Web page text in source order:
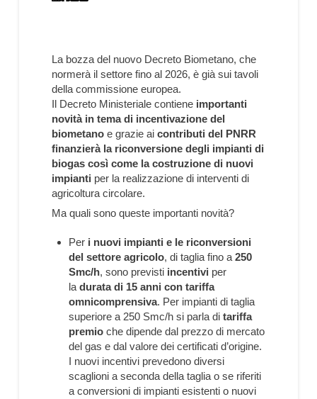
La bozza del nuovo Decreto Biometano, che
normerà il settore fino al 2026, è già sui tavoli
della commissione europea.
Il Decreto Ministeriale contiene importanti
novità in tema di incentivazione del
biometanoe grazie ai contributi del PNRR
finanzierà la riconversione degli impianti di
biogas così come la costruzione di nuovi
impianti per la realizzazione di interventi di
agricoltura circolare.
Ma quali sono queste importanti novità?
Per i nuovi impianti e le riconversioni
del settore agricolo, di taglia fino a250
Smc/h, sono previsti incentivi per
ladurata di 15 anni con tariffa
omnicomprensiva. Per impianti di taglia
superiore a 250 Smc/h si parla ditariffa
premio che dipende dal prezzo di mercato
del gas e dal valore dei certificati d’origine.
I nuovi incentivi prevedono diversi
scaglioni a seconda della taglia o se riferiti
a conversioni di impianti esistenti o nuovi